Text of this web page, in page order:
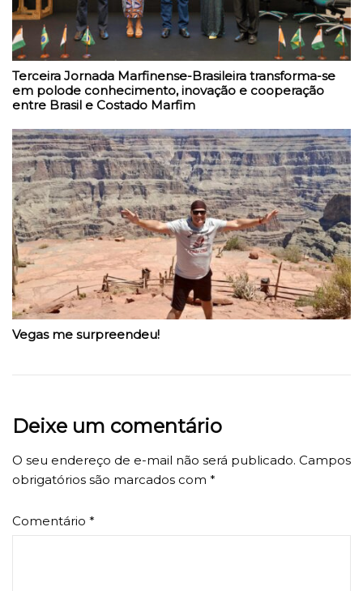
Terceira Jornada Marfinense-Brasileira transforma-se
em polode conhecimento, inovação e cooperação
entre Brasil e Costado Marfim
Vegas me surpreendeu!
Deixe um comentário
O seu endereço de e-mail não será publicado. Campos
obrigatórios são marcados com *
Comentário *